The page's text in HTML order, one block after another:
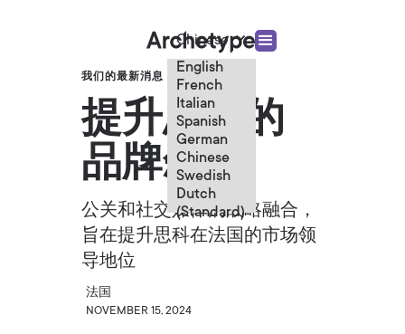
Chinese
English
French
Italian
Spanish
German
Chinese
Swedish
Dutch
(Standard)
我们的最新消息
提升思科的
品牌叙事
公关和社交媒体的战略融合，
旨在提升思科在法国的市场领
导地位
法国
NOVEMBER 15, 2024